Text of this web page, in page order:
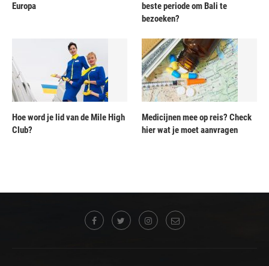
Europa
beste periode om Bali te
bezoeken?
Hoe word je lid van de Mile High
Club?
Medicijnen mee op reis? Check
hier wat je moet aanvragen